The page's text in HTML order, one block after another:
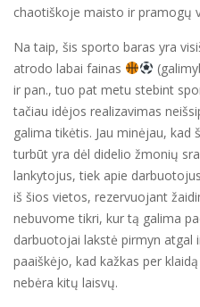
chaotiškoje maisto ir pramogų
Na taip, šis sporto baras yra
atrodo labai fainas
ir pan., tuo pat metu stebint
tačiau idėjos realizavimas
galima tikėtis. Jau minėjau, kad
turbūt yra dėl didelio žmonių
lankytojus, tiek apie
iš šios vietos, rezervuojant
nebuvome tikri, kur tą galima
darbuotojai lakstė pirmyn atgal
paaiškėjo, kad kažkas per
nebėra kitų laisvų.